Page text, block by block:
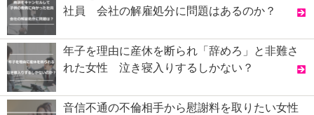
社員 会社の解雇処分に問題はあるのか？
年子を理由に産休を断られ「辞めろ」と非難さ
れた女性 泣き寝入りするしかない？
音信不通の不倫相手から慰謝料を取りたい女性